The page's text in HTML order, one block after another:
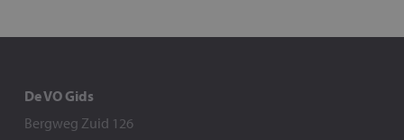
De VO Gids
Bergweg Zuid 126